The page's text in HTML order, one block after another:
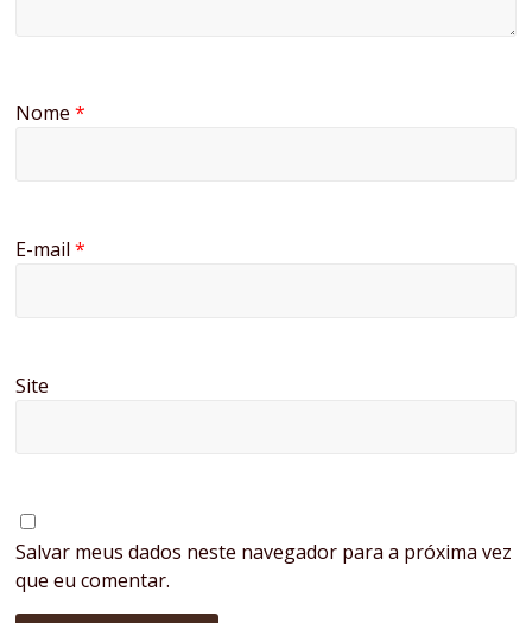
Nome*
E-mail*
Site
Salvar meus dados neste navegador para a próxima vez
que eu comentar.